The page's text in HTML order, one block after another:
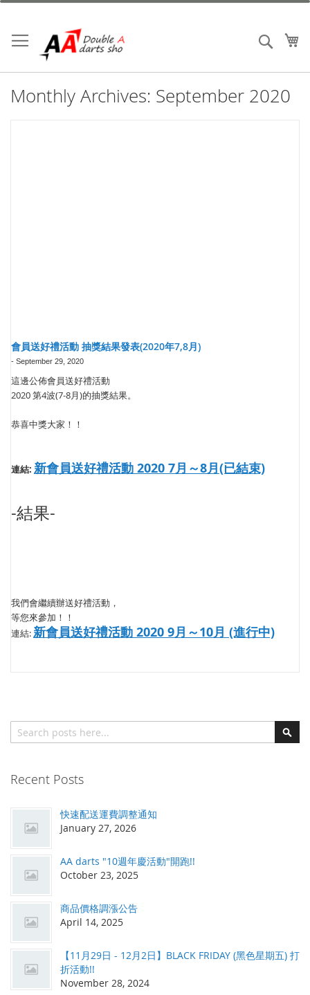
跳
內
容
搜索
Monthly Archives: September 2020
會員送好禮活動 抽獎結果發表(2020年7,8月)
- September 29, 2020
這邊公佈會員送好禮活動
2020 第4波(7-8月)的抽獎結果。
恭喜中獎大家！！
連結: 新會員送好禮活動 2020 7月～8月(已結束)
-結果-
我們會繼續辦送好禮活動，
等您來參加！！
連結:新會員送好禮活動 2020 9月～10月 (進行中)
搜索
Recent Posts
快速配送運費調整通知
January 27, 2026
AA darts "10週年慶活動"開跑!!
October 23, 2025
商品價格調漲公告
April 14, 2025
【11月29日 - 12月2日】BLACK FRIDAY (黑色星期五) 打
折活動!!
November 28, 2024